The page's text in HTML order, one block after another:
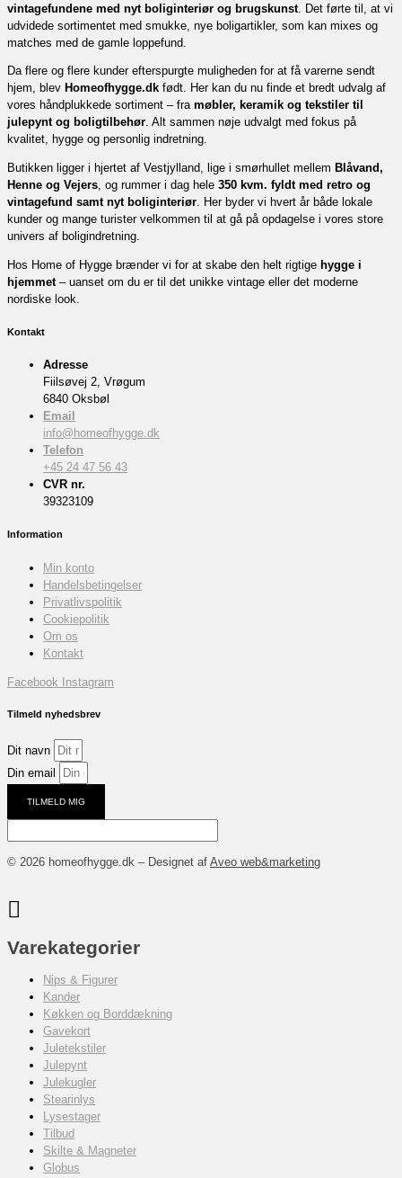
vintagefundene med nyt boliginteriør og brugskunst . Det førte til, at vi
udvidede sortimentet med smukke, nye boligartikler, som kan mixes og
matches med de gamle loppefund.
Da flere og flere kunder efterspurgte muligheden for at få varerne sendt
hjem, blev Homeofhygge.dk født. Her kan du nu finde et bredt udvalg af
vores håndplukkede sortiment – fra møbler, keramik og tekstiler til
julepynt og boligtilbehør. Alt sammen nøje udvalgt med fokus på
kvalitet, hygge og personlig indretning.
Butikken ligger i hjertet af Vestjylland, lige i smørhullet mellem Blåvand,
Henne og Vejers, og rummer i dag hele 350 kvm. fyldt med retro og
vintagefund samt nyt boliginteriør. Her byder vi hvert år både lokale
kunder og mange turister velkommen til at gå på opdagelse i vores store
univers af boligindretning.
Hos Home of Hygge brænder vi for at skabe den helt rigtige hygge i
hjemmet – uanset om du er til det unikke vintage eller det moderne
nordiske look.
Kontakt
Adresse
Fiilsøvej 2, Vrøgum
6840 Oksbøl
Email
info@homeofhygge.dk
Telefon
+45 24 47 56 43
CVR nr.
39323109
Information
Min konto
Handelsbetingelser
Privatlivspolitik
Cookiepolitik
Om os
Kontakt
Facebook Instagram
Tilmeld nyhedsbrev
Dit navn
Din email
TILMELD MIG
© 2026 homeofhygge.dk – Designet af Aveo web&marketing
Varekategorier
Nips & Figurer
Kander
Køkken og Borddækning
Gavekort
Juletekstiler
Julepynt
Julekugler
Stearinlys
Lysestager
Tilbud
Skilte & Magneter
Globus